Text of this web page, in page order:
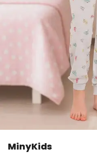
MinyKids